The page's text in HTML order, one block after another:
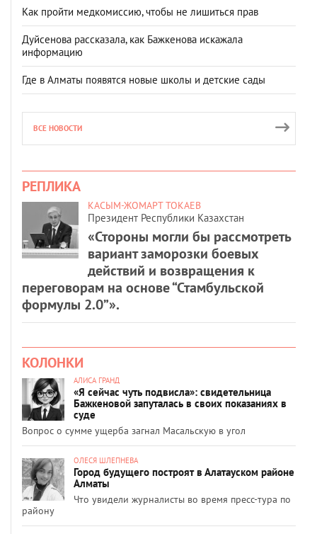
Как пройти медкомиссию, чтобы не лишиться прав
Дуйсенова рассказала, как Бажкенова искажала
информацию
Где в Алматы появятся новые школы и детские сады
ВСЕ НОВОСТИ
РЕПЛИКА
КАСЫМ-ЖОМАРТ ТОКАЕВ
Президент Республики Казахстан
«Стороны могли бы рассмотреть
вариант заморозки боевых
действий и возвращения к
переговорам на основе “Стамбульской
формулы 2.0”».
КОЛОНКИ
АЛИСА ГРАНД
«Я сейчас чуть подвисла»: свидетельница
Бажкеновой запуталась в своих показаниях в
суде
Вопрос о сумме ущерба загнал Масальскую в угол
ОЛЕСЯ ШЛЕПНЕВА
Город будущего построят в Алатауском районе
Алматы
Что увидели журналисты во время пресс-тура по
району